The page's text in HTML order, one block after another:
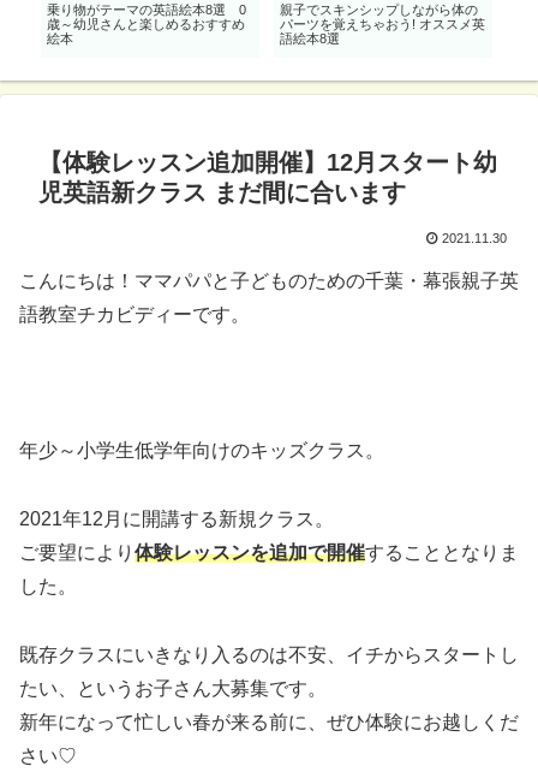
乗り物がテーマの英語絵本8選 0
歳～幼児さんと楽しめるおすすめ
絵本
親子でスキンシップしながら体の
パーツを覚えちゃおう! オススメ英
語絵本8選
【体験レッスン追加開催】12月スタート幼
児英語新クラス まだ間に合います
2021.11.30
こんにちは！ママパパと子どものための千葉・幕張親子英
語教室チカビディーです。
年少～小学生低学年向けのキッズクラス。
2021年12月に開講する新規クラス。
ご要望により 体験レッスンを追加で開催することとなりま
した。
既存クラスにいきなり入るのは不安、イチからスタートし
たい、というお子さん大募集です。
新年になって忙しい春が来る前に、ぜひ体験にお越しくだ
さい♡